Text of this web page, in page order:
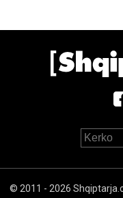
© 2011 - 2026